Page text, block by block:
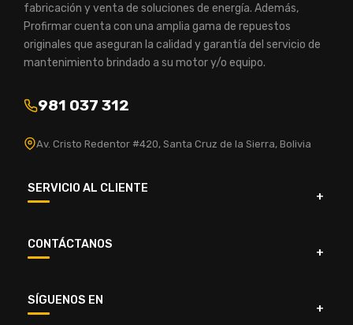
fabricación y venta de soluciones de energía. Además,
Profirmar cuenta con una amplia gama de repuestos
originales que aseguran la calidad y garantía del servicio de
mantenimiento brindado a su motor y/o equipo.
981 037 312
Av. Cristo Redentor #420, Santa Cruz de la Sierra, Bolivia
SERVICIO AL CLIENTE
CONTÁCTANOS
SÍGUENOS EN